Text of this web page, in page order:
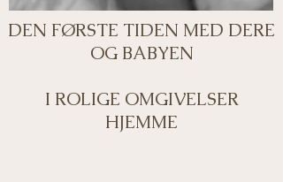
DEN FØRSTE TIDEN MED DERE
OG BABYEN
I ROLIGE OMGIVELSER
HJEMME